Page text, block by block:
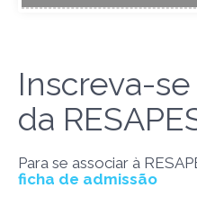
Inscreva-
da
Para se associar à
ficha de admissão